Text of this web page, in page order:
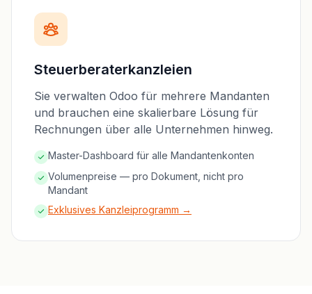
Steuerberaterkanzleien
Sie verwalten Odoo für mehrere Mandanten
und brauchen eine skalierbare Lösung für
Rechnungen über alle Unternehmen hinweg.
Master-Dashboard für alle Mandantenkonten
Volumenpreise — pro Dokument, nicht pro
Mandant
Exklusives Kanzleiprogramm →